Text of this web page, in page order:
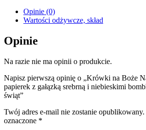
Opinie (0)
Wartości odżywcze, skład
Opinie
Na razie nie ma opinii o produkcie.
Napisz pierwszą opinię o „Krówki na Boże
papierek z gałązką srebrną i niebieskimi
świąt”
Twój adres e-mail nie zostanie opublikowany.
oznaczone *